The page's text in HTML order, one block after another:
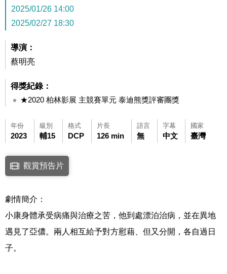
2025/01/26 14:00
2025/02/27 18:30
導演：
蔡明亮
得獎紀錄：
★2020 柏林影展 主競賽單元 泰迪熊獎評審團獎
年份
2023
級別
輔15
格式
DCP
片長
126 min
語言
無
字幕
中文
國家
臺灣
點擊下列連結開啟視窗後，可使用鍵盤Tab鍵移至影片中央播放鍵，再
連結至Youtube網站觀看此影片(開新視窗)
觀賞預告片
劇情簡介：
小康身體承受病痛與治療之苦，他到處漂泊治病，並在異地
遇見了亞儂。兩人相互給予對方慰藉、但又分開，各自過日
子。